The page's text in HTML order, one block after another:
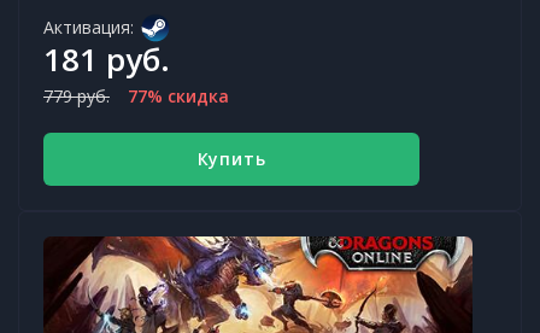
Активация:
181 руб.
779 руб. 77% скидка
Купить